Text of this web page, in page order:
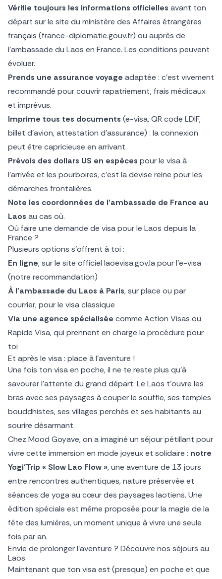
Vérifie toujours les informations officielles avant ton
départ sur le site du ministère des Affaires étrangères
français (france-diplomatie.gouv.fr) ou auprès de
l’ambassade du Laos en France. Les conditions peuvent
évoluer.
Prends une assurance voyage adaptée : c’est vivement
recommandé pour couvrir rapatriement, frais médicaux
et imprévus.
Imprime tous tes documents (e-visa, QR code LDIF,
billet d’avion, attestation d’assurance) : la connexion
peut être capricieuse en arrivant.
Prévois des dollars US en espèces pour le visa à
l’arrivée et les pourboires, c’est la devise reine pour les
démarches frontalières.
Note les coordonnées de l’ambassade de France au
Laos au cas où.
Où faire une demande de visa pour le Laos depuis la
France ?
Plusieurs options s’offrent à toi :
En ligne, sur le site officiel laoevisa.gov.la pour l’e-visa
(notre recommandation)
À l’ambassade du Laos à Paris, sur place ou par
courrier, pour le visa classique
Via une agence spécialisée comme Action Visas ou
Rapide Visa, qui prennent en charge la procédure pour
toi
Et après le visa : place à l’aventure !
Une fois ton visa en poche, il ne te reste plus qu’à
savourer l’attente du grand départ. Le Laos t’ouvre les
bras avec ses paysages à couper le souffle, ses temples
bouddhistes, ses villages perchés et ses habitants au
sourire désarmant.
Chez Mood Goyave, on a imaginé un séjour pétillant pour
vivre cette immersion en mode joyeux et solidaire : notre
Yogi’Trip « Slow Lao Flow », une aventure de 13 jours
entre rencontres authentiques, nature préservée et
séances de yoga au cœur des paysages laotiens. Une
édition spéciale est même proposée pour la magie de la
fête des lumières, un moment unique à vivre une seule
fois par an.
Envie de prolonger l’aventure ? Découvre nos séjours au
Laos
Maintenant que ton visa est (presque) en poche et que